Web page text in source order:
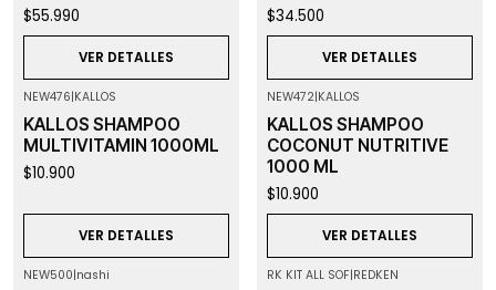
$55.990
VER DETALLES
$34.500
VER DETALLES
NEW476|KALLOS
KALLOS SHAMPOO
MULTIVITAMIN 1000ML
$10.900
VER DETALLES
NEW472|KALLOS
KALLOS SHAMPOO
COCONUT NUTRITIVE
1000 ML
$10.900
VER DETALLES
NEW500|nashi RK KIT ALL SOF|REDKEN